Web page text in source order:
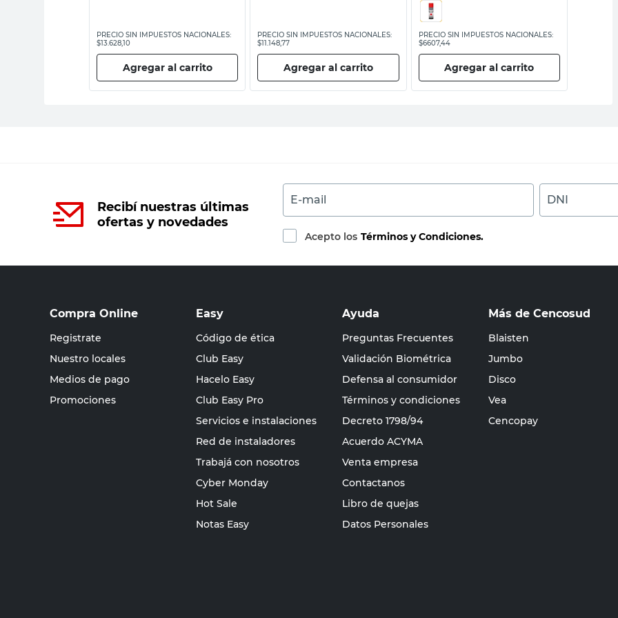
PRECIO SIN IMPUESTOS NACIONALES:
$13.628,10
Agregar al carrito
PRECIO SIN IMPUESTOS NACIONALES:
$11.148,77
Agregar al carrito
PRECIO SIN IMPUESTOS NACIONALES:
$6607,44
Agregar al carrito
Recibí nuestras últimas
ofertas y novedades
E-mail DNI
Acepto los Términos y Condiciones.
Compra Online
Registrate
Nuestro locales
Medios de pago
Promociones
Easy
Código de ética
Club Easy
Hacelo Easy
Club Easy Pro
Servicios e instalaciones
Red de instaladores
Trabajá con nosotros
Cyber Monday
Hot Sale
Notas Easy
Ayuda
Preguntas Frecuentes
Validación Biométrica
Defensa al consumidor
Términos y condiciones
Decreto 1798/94
Acuerdo ACYMA
Venta empresa
Contactanos
Libro de quejas
Datos Personales
Más de Cencosud
Blaisten
Jumbo
Disco
Vea
Cencopay